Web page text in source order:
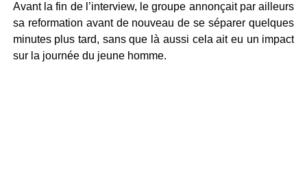
Avant la fin de l’interview, le groupe annonçait par ailleurs
sa reformation avant de nouveau de se séparer quelques
minutes plus tard, sans que là aussi cela ait eu un impact
sur la journée du jeune homme.